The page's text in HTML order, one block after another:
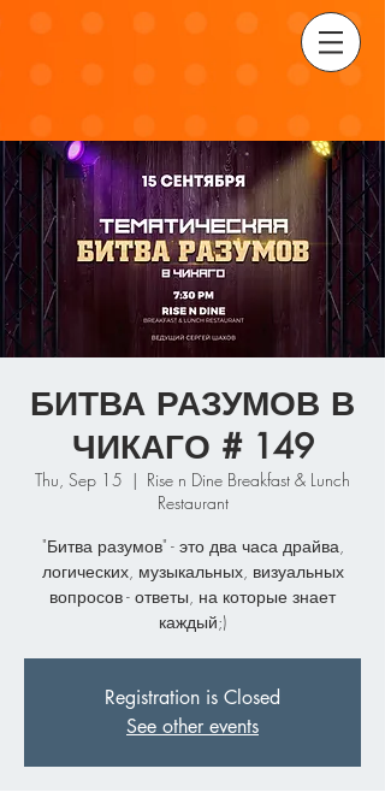
БИТВА РАЗУМОВ В
ЧИКАГО # 149
Thu, Sep 15
  |
Rise n Dine Breakfast & Lunch
Restaurant
"Битва разумов" - это два часа драйва,
логических, музыкальных, визуальных
вопросов - ответы, на которые знает
каждый;)
Registration is Closed
See other events